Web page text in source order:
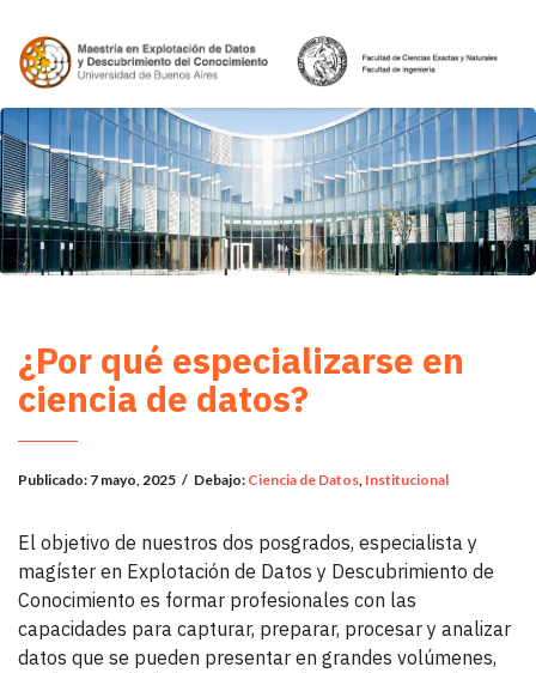
¿Por qué especializarse en
ciencia de datos?
Publicado: 7 mayo, 2025 / Debajo: Ciencia de Datos, Institucional
El objetivo de nuestros dos posgrados, especialista y
magíster en Explotación de Datos y Descubrimiento de
Conocimiento es formar profesionales con las
capacidades para capturar, preparar, procesar y analizar
datos que se pueden presentar en grandes volúmenes,